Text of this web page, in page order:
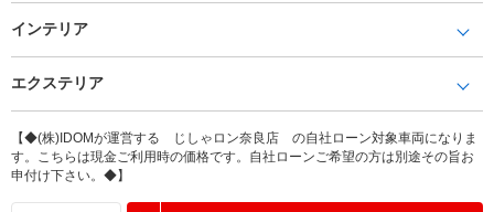
インテリア
エクステリア
【◆(株)IDOMが運営する じしゃロン奈良店 の自社ローン対象車両になりま
す。こちらは現金ご利用時の価格です。自社ローンご希望の方は別途その旨お
申付け下さい。◆】